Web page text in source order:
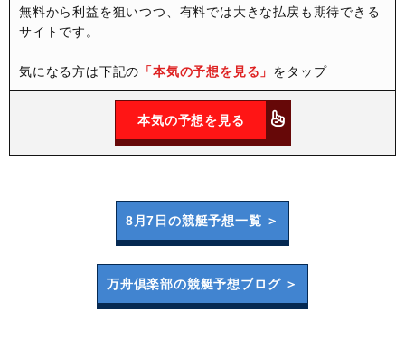
無料から利益を狙いつつ、有料では大きな払戻も期待できる
サイトです。
気になる方は下記の 「本気の予想を見る」 をタップ
本気の予想を見る
8月7日の競艇予想一覧 ＞
万舟倶楽部の競艇予想ブログ ＞